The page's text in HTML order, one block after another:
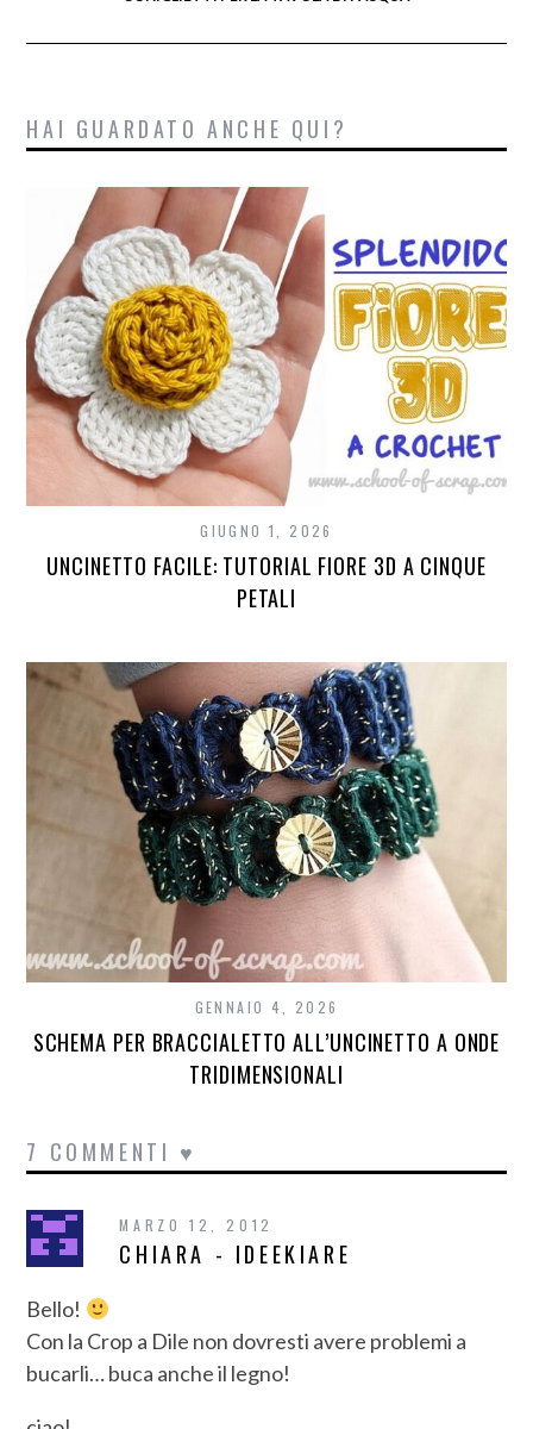
HAI GUARDATO ANCHE QUI?
GIUGNO 1, 2026
UNCINETTO FACILE: TUTORIAL FIORE 3D A CINQUE
PETALI
GENNAIO 4, 2026
SCHEMA PER BRACCIALETTO ALL’UNCINETTO A ONDE
TRIDIMENSIONALI
7 COMMENTI ♥
MARZO 12, 2012
CHIARA - IDEEKIARE
Bello!
Con la Crop a Dile non dovresti avere problemi a
bucarli… buca anche il legno!